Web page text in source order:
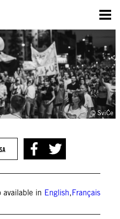
© SviĆe
available in English,Français